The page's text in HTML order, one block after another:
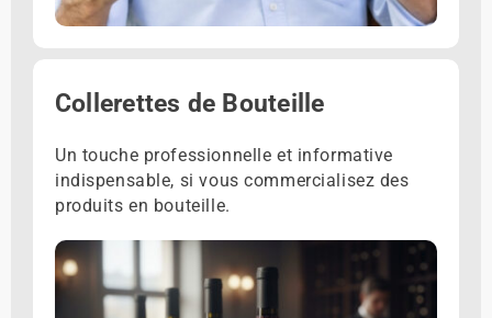
Collerettes de Bouteille
Un touche professionnelle et informative
indispensable, si vous commercialisez des
produits en bouteille.